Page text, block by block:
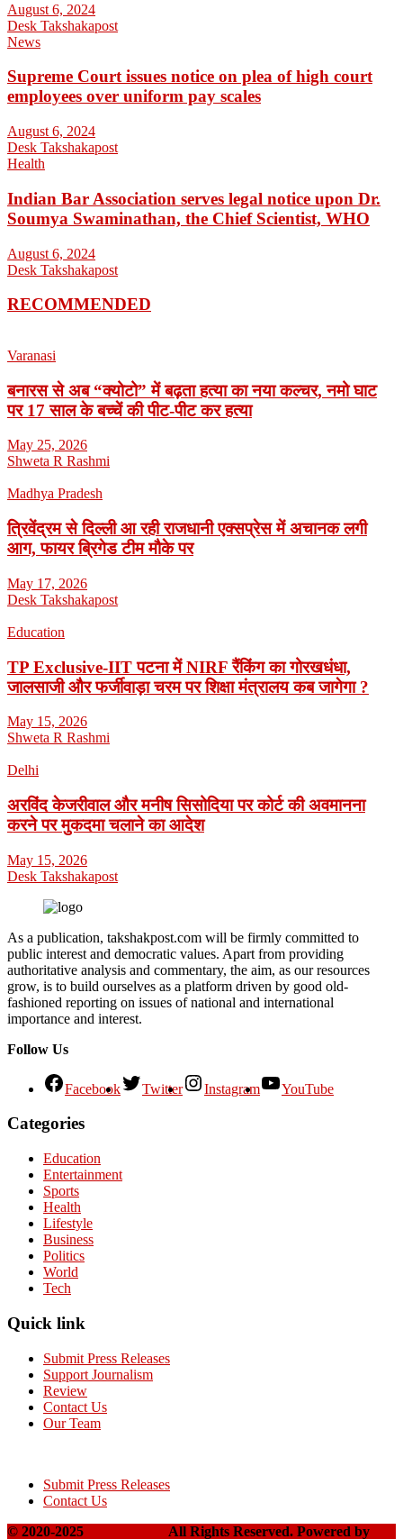
August 6, 2024
Desk Takshakapost
News
Supreme Court issues notice on plea of high court
employees over uniform pay scales
August 6, 2024
Desk Takshakapost
Health
Indian Bar Association serves legal notice upon Dr.
Soumya Swaminathan, the Chief Scientist, WHO
August 6, 2024
Desk Takshakapost
RECOMMENDED
Varanasi
बनारस से अब “क्योटो” में बढ़ता हत्या का नया कल्चर, नमो घाट
पर 17 साल के बच्चें की पीट-पीट कर हत्या
May 25, 2026
Shweta R Rashmi
Madhya Pradesh
त्रिवेंद्रम से दिल्ली आ रही राजधानी एक्सप्रेस में अचानक लगी
आग, फायर ब्रिगेड टीम मौके पर
May 17, 2026
Desk Takshakapost
Education
TP Exclusive-IIT पटना में NIRF रैंकिंग का गोरखधंधा,
जालसाजी और फर्जीवाड़ा चरम पर शिक्षा मंत्रालय कब जागेगा ?
May 15, 2026
Shweta R Rashmi
Delhi
अरविंद केजरीवाल और मनीष सिसोदिया पर कोर्ट की अवमानना
करने पर मुकदमा चलाने का आदेश
May 15, 2026
Desk Takshakapost
As a publication, takshakpost.com will be firmly committed to
public interest and democratic values. Apart from providing
authoritative analysis and commentary, the aim, as our resources
grow, is to build ourselves as a platform driven by good old-
fashioned reporting on issues of national and international
importance and interest.
Follow Us
Facebook Twitter Instagram YouTube
Categories
Education
Entertainment
Sports
Health
Lifestyle
Business
Politics
World
Tech
Quick link
Submit Press Releases
Support Journalism
Review
Contact Us
Our Team
Submit Press Releases
Contact Us
© 2020-2025
All Rights Reserved. Powered by